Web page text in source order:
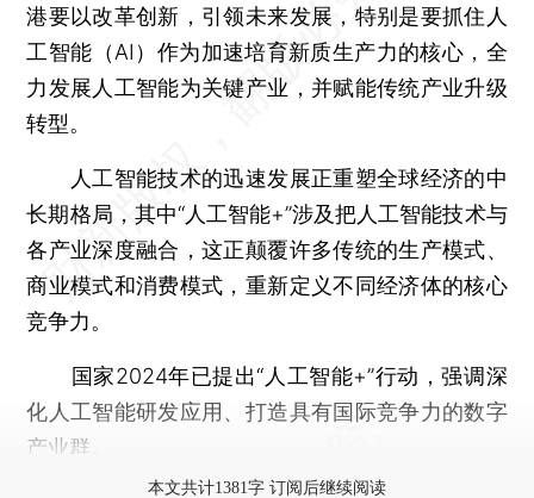
港要以改革创新，引领未来发展，特别是要抓住人
工智能（AI）作为加速培育新质生产力的核心，全
力发展人工智能为关键产业，并赋能传统产业升级
转型。
人工智能技术的迅速发展正重塑全球经济的中
长期格局，其中“人工智能+”涉及把人工智能技术与
各产业深度融合，这正颠覆许多传统的生产模式、
商业模式和消费模式，重新定义不同经济体的核心
竞争力。
国家2024年已提出“人工智能+”行动，强调深
化人工智能研发应用、打造具有国际竞争力的数字
产业群。
本文共计1381字 订阅后继续阅读